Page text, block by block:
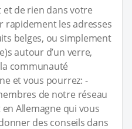
de rien dans votre
rapidement les adresses
belges, ou simplement
autour d’un verre,
communauté
et vous pourrez: -
de notre réseau
Allemagne qui vous
des conseils dans